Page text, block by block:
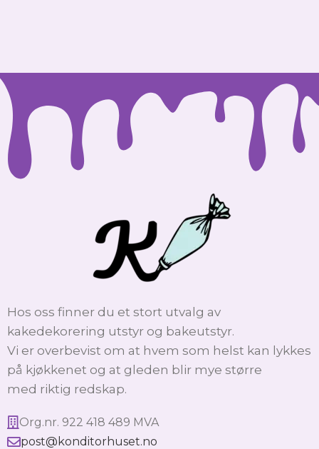
Hos oss finner du et stort utvalg av
kakedekorering utstyr og bakeutstyr.
Vi er overbevist om at hvem som helst kan lykkes
på kjøkkenet og at gleden blir mye større
med riktig redskap.
Org.nr. 922 418 489 MVA
post@konditorhuset.no